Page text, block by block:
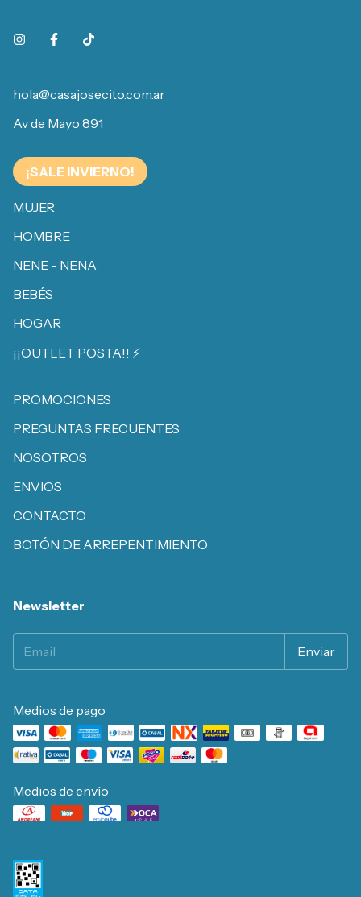
hola@casajosecito.com.ar
Av de Mayo 891
¡SALE INVIERNO!
MUJER
HOMBRE
NENE - NENA
BEBÉS
HOGAR
¡¡OUTLET POSTA!! ⚡️
PROMOCIONES
PREGUNTAS FRECUENTES
NOSOTROS
ENVIOS
CONTACTO
BOTÓN DE ARREPENTIMIENTO
Newsletter
Medios de pago
Medios de envío